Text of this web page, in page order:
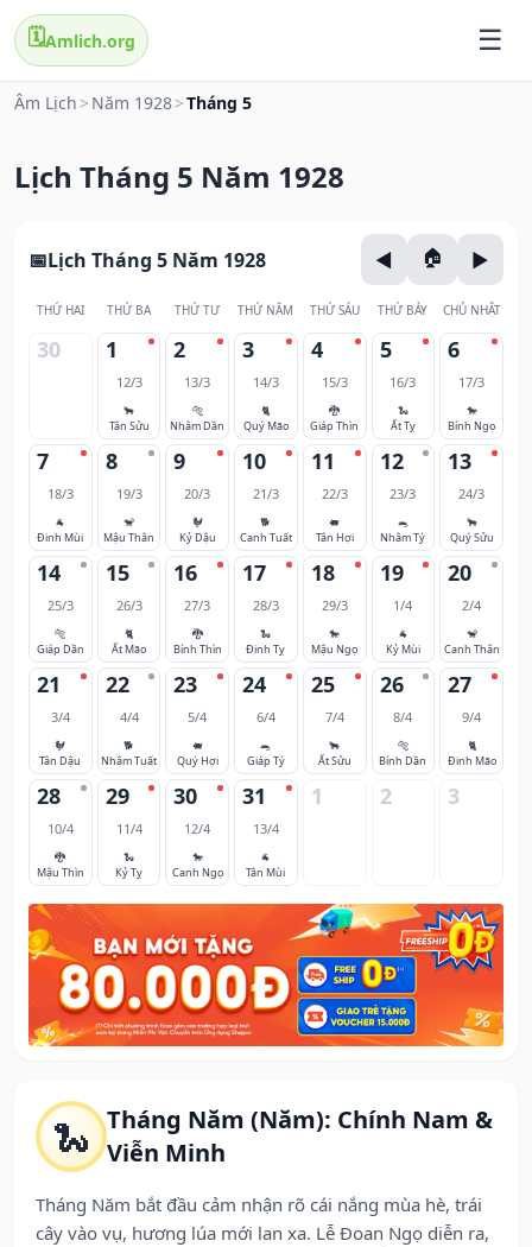
🗓️Amlich.org
Âm Lịch > Năm 1928>Tháng 5
Lịch Tháng 5 Năm 1928
🐍 Tháng Năm (Năm): Chính Nam &
Viễn Minh
Tháng Năm bắt đầu cảm nhận rõ cái nắng mùa hè, trái
cây vào vụ, hương lúa mới lan xa. Lễ Đoan Ngọ diễn ra,
Lịch Tháng 5 Năm 1928
THỨ HAI THỨ BA THỨ TƯ THỨ NĂM THỨ SÁU THỨ BẢY CHỦ NHẬT
30 1
12/3
🐂
Tân Sửu
2
13/3
🐅
Nhâm Dần
3
14/3
🐈
Quý Mão
4
15/3
🐉
Giáp Thìn
5
16/3
🐍
Ất Tỵ
6
17/3
🐎
Bính Ngọ
7
18/3
🐐
Đinh Mùi
8
19/3
🐒
Mậu Thân
9
20/3
🐓
Kỷ Dậu
10
21/3
🐕
Canh Tuất
11
22/3
🐖
Tân Hợi
12
23/3
🐀
Nhâm Tý
13
24/3
🐂
Quý Sửu
14
25/3
🐅
Giáp Dần
15
26/3
🐈
Ất Mão
16
27/3
🐉
Bính Thìn
17
28/3
🐍
Đinh Tỵ
18
29/3
🐎
Mậu Ngọ
19
1/4
🐐
Kỷ Mùi
20
2/4
🐒
Canh Thân
21
3/4
🐓
Tân Dậu
22
4/4
🐕
Nhâm Tuất
23
5/4
🐖
Quý Hợi
24
6/4
🐀
Giáp Tý
25
7/4
🐂
Ất Sửu
26
8/4
🐅
Bính Dần
27
9/4
🐈
Đinh Mão
28
10/4
🐉
Mậu Thìn
29
11/4
🐍
Kỷ Tỵ
30
12/4
🐎
Canh Ngọ
31
13/4
🐐
Tân Mùi
1 2 3